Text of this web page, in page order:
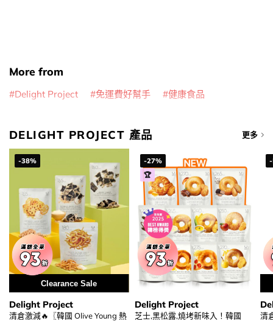
More from
Delight Project 免運費好幫手 健康食品
DELIGHT PROJECT 產品 更多
-38%
Clearance Sale
Delight Project
清倉激減🔥〖韓國 Olive Young 熱
-27%
🏆
Delight Project
芝士,黑松露,燒㘼新味入！韓國
清